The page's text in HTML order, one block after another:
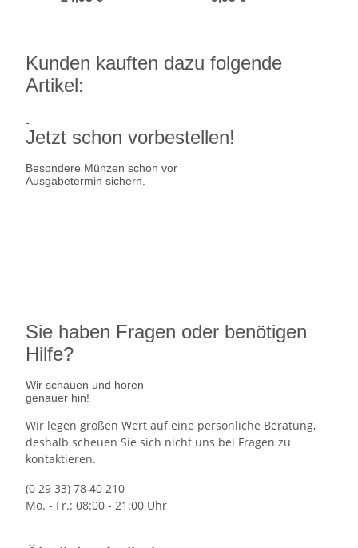
Kunden kauften dazu folgende
Artikel:
Jetzt schon vorbestellen!
Besondere Münzen schon vor
Ausgabetermin sichern.
Sie haben Fragen oder benötigen
Hilfe?
Wir schauen und hören
genauer hin!
Wir legen großen Wert auf eine persönliche Beratung,
deshalb scheuen Sie sich nicht uns bei Fragen zu
kontaktieren.
(0 29 33) 78 40 210
Mo. - Fr.: 08:00 - 21:00 Uhr